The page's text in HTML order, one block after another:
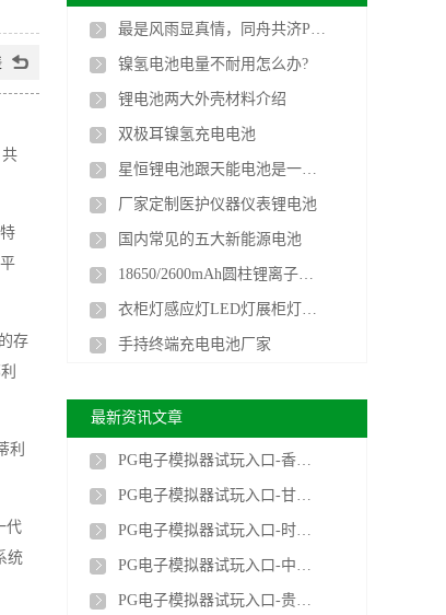
存
利
代
统
最是风雨显真情，同舟共济PG电子人
镍氢电池电量不耐用怎么办?
锂电池两大外壳材料介绍
双极耳镍氢充电电池
星恒锂电池跟天能电池是一家的吗
厂家定制医护仪器仪表锂电池
国内常见的五大新能源电池
18650/2600mAh圆柱锂离子电池
衣柜灯感应灯LED灯展柜灯聚合物长条锂电池厂家
手持终端充电电池厂家
最新资讯文章
PG电子模拟器试玩入口-香港首个光储充检智能充电站投运
PG电子模拟器试玩入口-甘肃新型储能装机突破900万千瓦 相当于5.5个刘家峡水电站
PG电子模拟器试玩入口-时代储能首个铁铬液流电池出口项目顺利完成工厂验收
PG电子模拟器试玩入口-中国电建签约阿联酋阿布扎比光储项目，合同金额约139.62亿元
PG电子模拟器试玩入口-贵州首座100MW/200MWh构网型储能电站全容量并网投运